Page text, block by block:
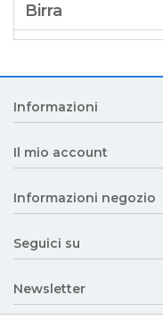
Birra
Informazioni
Il mio account
Informazioni negozio
Seguici su
Newsletter